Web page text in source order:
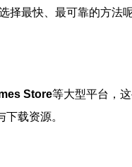
择最快、最可靠的方法
Store等大型平台，
载资源。